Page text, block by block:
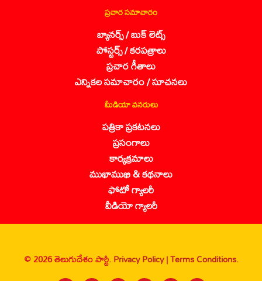
ప్రచార సమాచారం
బ్యానర్స్ / బుక్ లెట్స్
పోస్టర్స్ / కరపత్రాలు
ప్రచార గీతాలు
ఎన్నికల సమాచారం / సూచనలు
మీడియా వనరులు
పత్రికా ప్రకటనలు
ప్రసంగాలు
కార్యక్రమాలు
ముఖాముఖి & కథనాలు
ఫోటో గ్యాలరీ
వీడియో గ్యాలరీ
© 2026 తెలుగుదేశం పార్టీ.Privacy Policy |Terms Conditions.